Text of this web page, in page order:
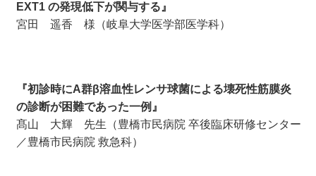
EXT1 の発現低下が関与する』
宮田 遥香 様（岐阜大学医学部医学科）
『初診時にA群β溶血性レンサ球菌による壊死性筋膜炎
の診断が困難であった一例』
髙山 大輝 先生（豊橋市民病院 卒後臨床研修センター
／豊橋市民病院 救急科）